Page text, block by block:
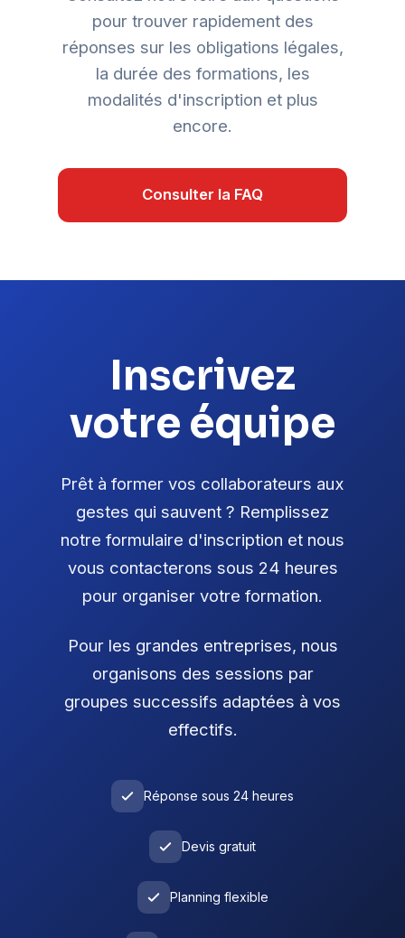
pour trouver rapidement des
réponses sur les obligations légales,
la durée des formations, les
modalités d'inscription et plus
encore.
Consulter la FAQ
Inscrivez
votre équipe
Prêt à former vos collaborateurs aux
gestes qui sauvent ? Remplissez
notre formulaire d'inscription et nous
vous contacterons sous 24 heures
pour organiser votre formation.
Pour les grandes entreprises, nous
organisons des sessions par
groupes successifs adaptées à vos
effectifs.
Réponse sous 24 heures
Devis gratuit
Planning flexible